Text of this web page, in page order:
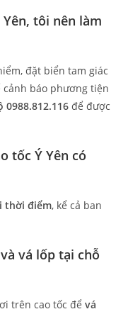
tôi nên làm
đặt biển tam giác
cảnh báo phương tiện
để được
tốc Ý Yên có
thời điểm, kể cả ban
vá lốp tại chỗ
trên cao tốc đểvá